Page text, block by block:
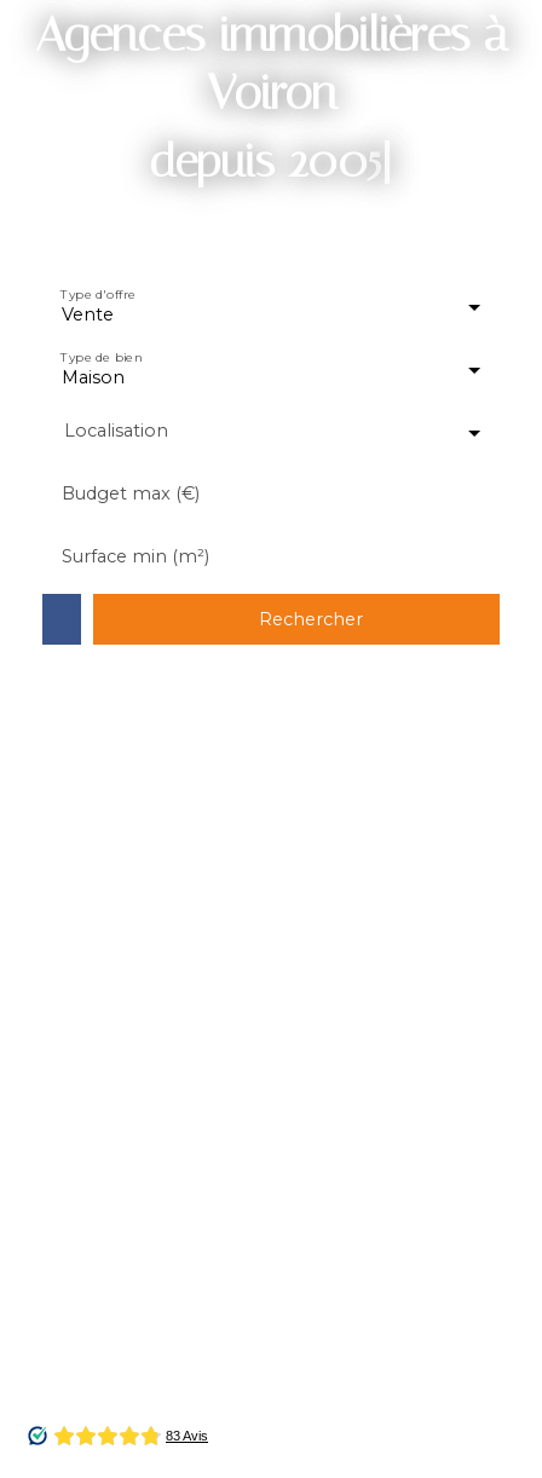
Agences immobilières à
Voiron
Spéc|
Vente
Type d'offre
Maison
Type de bien
Localisation
Budget max (€)
Surface min (m²)
Rechercher